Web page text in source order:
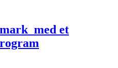
med et